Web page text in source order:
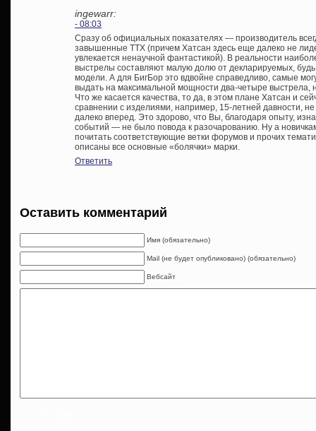
ingewarr:
- 08:03
Сразу об официальных показателях — производитель
завышенные ТТХ (причем Хатсан здесь еще далеко не
увлекается ненаучной фантастикой). В реальности
выстрелы составляют малую долю от декларируемых,
модели. А для БигБор это вдвойне справедливо, самые
выдать на максимальной мощности два-четыре выстрела,
Что же касается качества, то да, в этом плане Хатсан и
сравнении с изделиями, например, 15-летней давности,
далеко вперед. Это здорово, что Вы, благодаря опыту,
событий — не было повода к разочарованию. Ну а
почитать соответствующие ветки форумов и прочих
описаны все основные «болячки» марки.
Ответить
Оставить комментарий
Имя (обязательно)
Mail (не будет опубликовано) (обязательно)
Вебсайт